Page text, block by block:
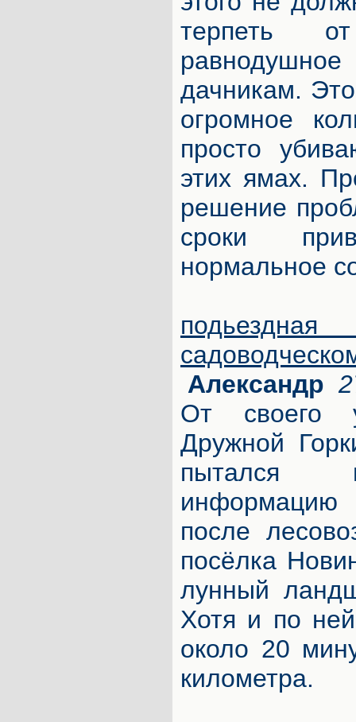
терпеть
дачникам.
огромное
просто
этих ямах.
решение
сроки
нормальное
Александр
От своего
Дружной
пытался
информацию
после
посёлка
лунный
Хотя и по
около 20
километра.